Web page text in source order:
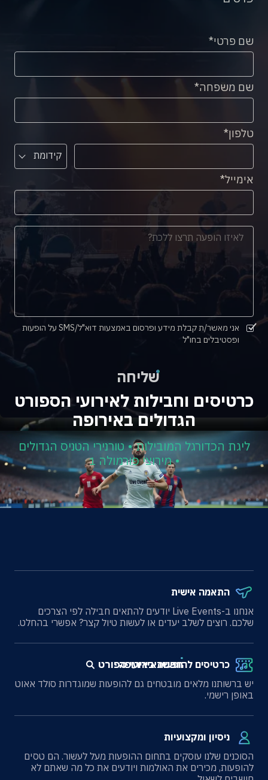
שם פרטי
שם משפחה
טלפון
קידומת
אימייל
אני מאשר/ת קבלת מידע ופרסום באמצעות דוא"ל/SMS על הופעות
ופסטיבלים בחו"ל
שליחה
כרטיסים וחבילות לאירועי הספורט
הגדולים באירופה
ליגת הכדורגל המובילות • טורנירי הטניס הגדולים
• מירוצי פורמולה 1
חפשו אירועי ספורט
התאמה אישית
אנחנו ב-Live Events יודעים להתאים חבילה לפי הצרכים
שלכם. רוצים לשלב יעדים או לעשות טיול קצר? אפשרי בהחלט.
כרטיסים להופעות באירופה
יש ברשותנו מלאים מובטחים גם להופעות שמוגדרות סולד אאוט
באופן רישמי.
ניסיון ומקצועיות
הסוכנים שלנו עוסקים בתחום ההופעות מעל לעשור. הם טסים
להופעות, מכירים את האולמות ויודעים את כל מה שאתם לא